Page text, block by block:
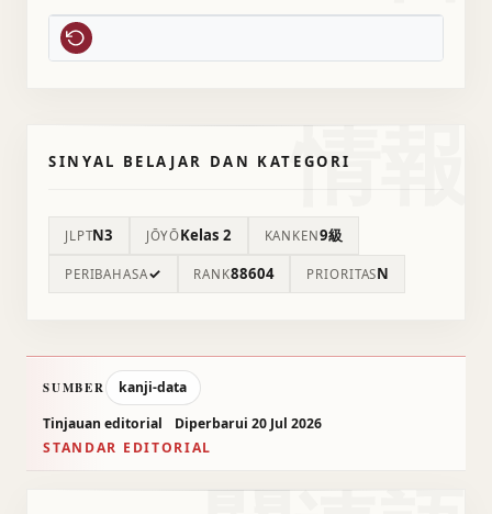
情報
SINYAL BELAJAR DAN KATEGORI
JLPTN3 JŌYŌKelas 2 KANKEN9級
PERIBAHASA✓ RANK88604 PRIORITASN
SUMBER
kanji-data
Tinjauan editorial
Diperbarui 20 Jul 2026
STANDAR EDITORIAL